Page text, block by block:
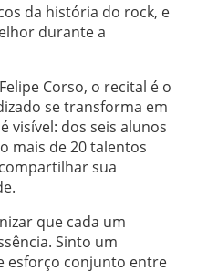
da história do rock, e
durante a
Corso, o recital é o
se transforma em
visível: dos seis alunos
mais de 20 talentos
sua
que cada um
Sinto um
esforço conjunto entre